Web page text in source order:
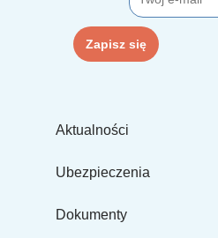
Aktualności
Ubezpieczenia
Dokumenty